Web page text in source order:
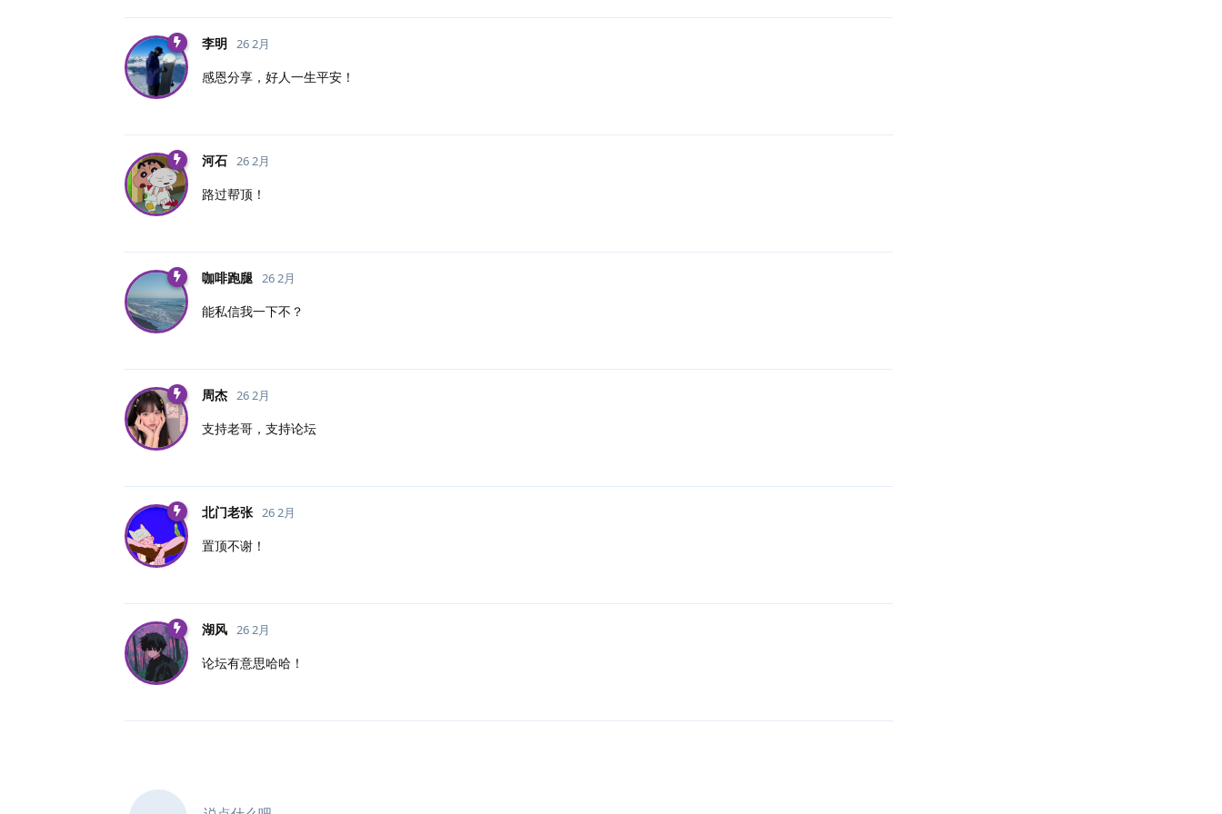
李明 26 2月
感恩分享，好人一生平安！
河石 26 2月
路过帮顶！
咖啡跑腿 26 2月
能私信我一下不？
周杰 26 2月
支持老哥，支持论坛
北门老张 26 2月
置顶不谢！
湖风 26 2月
论坛有意思哈哈！